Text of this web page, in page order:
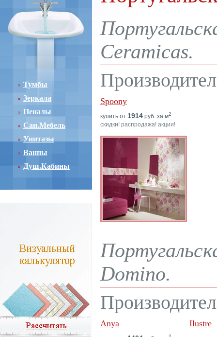
Тумбы
Зеркала
Пеналы
Сан.Мебель
Унитазы
Ванны
Душ.Кабины
Ceramicas.
Spoony
купить от 1914 руб. за м2
скидки! распродажа! акции!
Domino.
Anya Ilustre